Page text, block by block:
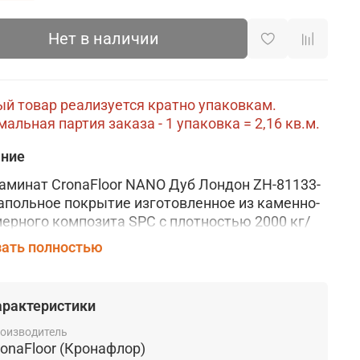
Нет в наличии
товар реализуется кратно упаковкам.
партия заказа - 1 упаковка = 2,16 кв.м.
CronaFloor NANO Дуб Лондон ZH-81133-
покрытие изготовленное из каменно-
композита SPC с плотностью 2000 кг/
древесную текстуру
обладает влагостойкостью, совместимо с
полами.. Толщина досок составляет 3,5 мм,
полностью
(Кронафлор)